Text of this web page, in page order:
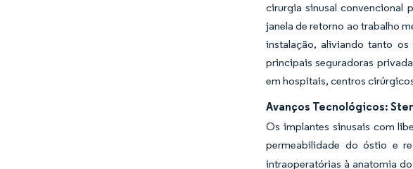
cirurgia sinusal convencional
janela de retorno ao trabalho
instalação, aliviando tanto
principais seguradoras
em hospitais, centros
Avanços Tecnológicos:
Os implantes sinusais com
permeabilidade do óstio e
intraoperatórias à anatomia